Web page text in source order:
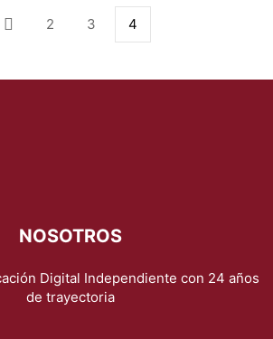
2 3 4
NOSOTROS
Digital Independiente con 24 años
de trayectoria